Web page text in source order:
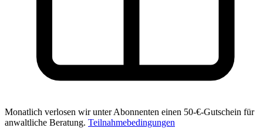
Monatlich verlosen wir unter Abonnenten einen 50-€-Gutschein für
anwaltliche Beratung. Teilnahmebedingungen